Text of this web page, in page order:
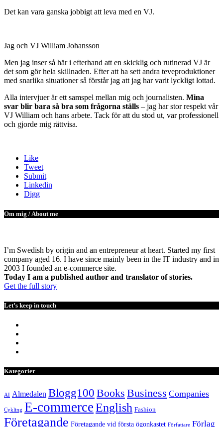
Det kan vara ganska jobbigt att leva med en VJ.
Jag och VJ William Johansson
Men jag inser så här i efterhand att en skicklig och rutinerad VJ är
det som gör hela skillnaden. Efter att ha sett andra teveproduktioner
med snarlika situationer så förstår jag att jag har varit lyckligt lottad.
Alla intervjuer är ett samspel mellan mig och journalisten. Mina
svar blir bara så bra som frågorna ställs – jag har stor respekt vår
VJ William och hans arbete. Tack för att du stod ut, var professionell
och gjorde mig rättvisa.
Like
Tweet
Submit
Linkedin
Digg
Om mig / About me
I’m Swedish by origin and an entrepreneur at heart. Started my first
company aged 16. I have since mainly been in the IT industry and in
2003 I founded an e-commerce site.
Today I am a published author and translator of stories.
Get the full story
Let’s keep in touch
Kategorier
AI Almedalen Blogg100 Books Business Companies
Cykling E-commerceEnglish Fashion
Företagande Företagande vid första ögonkastet Författare Förlag